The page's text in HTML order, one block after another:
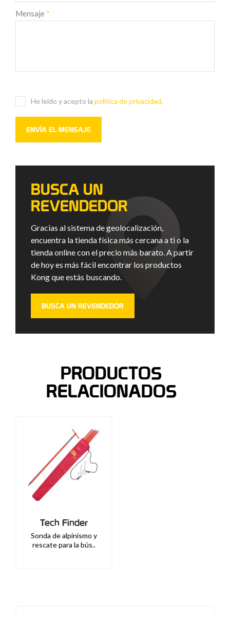
Mensaje *
He leido y acepto la politica de privacidad.
BUSCA UN
REVENDEDOR
Gracias al sistema de geolocalización,
encuentra la tienda física más cercana a ti o la
tienda online con el precio más barato. A partir
de hoy es más fácil encontrar los productos
Kong que estás buscando.
BUSCA UN REVENDEDOR
PRODUCTOS
RELACIONADOS
Tech Finder
Sonda de alpinismo y
rescate para la bús..